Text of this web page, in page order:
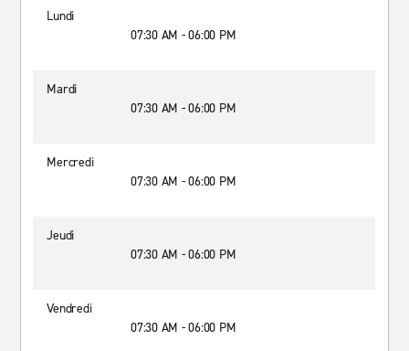
Lundi
07:30 AM - 06:00 PM
Mardi
07:30 AM - 06:00 PM
Mercredi
07:30 AM - 06:00 PM
Jeudi
07:30 AM - 06:00 PM
Vendredi
07:30 AM - 06:00 PM